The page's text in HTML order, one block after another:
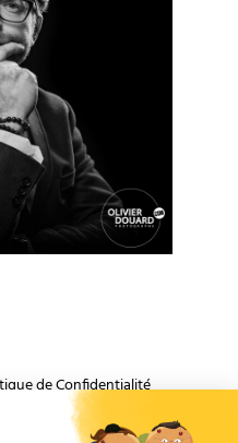
de Confidentialité